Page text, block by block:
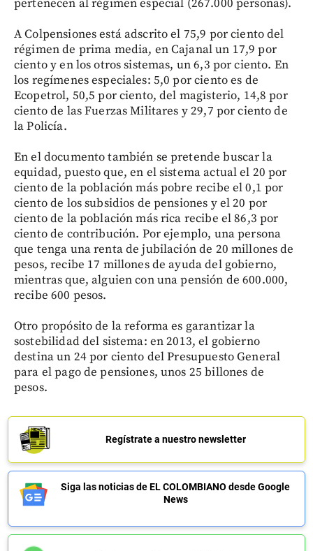
pertenecen al régimen especial (267.000 personas).
A Colpensiones está adscrito el 75,9 por ciento del
régimen de prima media, en Cajanal un 17,9 por
ciento y en los otros sistemas, un 6,3 por ciento. En
los regímenes especiales: 5,0 por ciento es de
Ecopetrol, 50,5 por ciento, del magisterio, 14,8 por
ciento de las Fuerzas Militares y 29,7 por ciento de
la Policía.
En el documento también se pretende buscar la
equidad, puesto que, en el sistema actual el 20 por
ciento de la población más pobre recibe el 0,1 por
ciento de los subsidios de pensiones y el 20 por
ciento de la población más rica recibe el 86,3 por
ciento de contribución. Por ejemplo, una persona
que tenga una renta de jubilación de 20 millones de
pesos, recibe 17 millones de ayuda del gobierno,
mientras que, alguien con una pensión de 600.000,
recibe 600 pesos.
Otro propósito de la reforma es garantizar la
sostebilidad del sistema: en 2013, el gobierno
destina un 24 por ciento del Presupuesto General
para el pago de pensiones, unos 25 billones de
pesos.
Regístrate a nuestro newsletter
Siga las noticias de EL COLOMBIANO desde Google
News